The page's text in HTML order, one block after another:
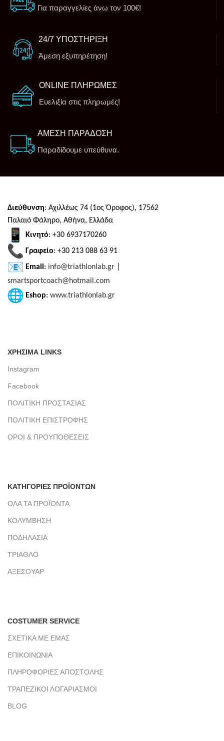
Για παραγγελίες άνω τον 100€!
24/7 ΥΠΟΣΤΗΡΙΞΗ
Άμεση εξυπηρέτηση!
ONLINE ΠΛΗΡΩΜΕΣ
Ευελιξία στις πληρωμές!
ΑΜΕΣΗ ΠΑΡΑΔΟΣΗ
Παραδίδουμε υπεύθυνα.
Διεύθυνση: Αχιλλέως 74 (1ος Όροφος), 17562
Παλαιό Φάληρο, Αθήνα, Ελλάδα
Κινητό: +30 6937170260
Γραφείο: +30 213 088 63 91
Email : info@triathlonlab.gr
smartsportcoach@hotmail.com
Eshop: www.triathlonlab.gr
ΧΡΗΣΙΜΑ LINKS
Instagram
Facebook
ΠΟΛΙΤΙΚΗ ΠΡΟΣΤΑΣΙΑΣ
ΠΟΛΙΤΙΚΗ ΕΠΙΣΤΡΟΦΗΣ
ΟΡΟΙ & ΠΡΟΥΠΟΘΕΣΕΙΣ
ΚΑΤΗΓΟΡΙΕΣ ΠΡΟΪΟΝΤΩΝ
ΟΛΑ ΤΑ ΠΡΟΪΟΝΤΑ
ΚΟΛΥΜΒΗΣΗ
ΠΟΔΗΛΑΣΙΑ
ΤΡΙΑΘΛΟ
ΑΞΕΣΟΥΑΡ
COSTUMER SERVICE
ΣΧΕΤΙΚΑ ΜΕ ΕΜΑΣ
ΕΠΙΚΟΙΝΩΝΙΑ
ΠΛΗΡΟΦΟΡΙΕΣ ΑΠΟΣΤΟΛΗΣ
ΤΡΑΠΕΖΙΚΟΙ ΛΟΓΑΡΙΑΣΜΟΙ
BLOG